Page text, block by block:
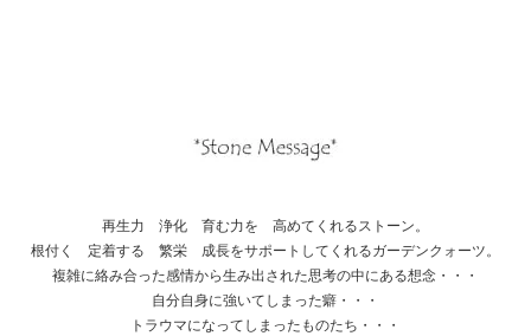
再生力 浄化 育む力を 高めてくれるストーン。
根付く 定着する 繁栄 成長をサポートしてくれるガーデンクォーツ。
複雑に絡み合った感情から生み出された思考の中にある想念・・・
自分自身に強いてしまった癖・・・
トラウマになってしまったものたち・・・